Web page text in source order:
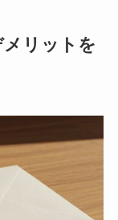
リットを